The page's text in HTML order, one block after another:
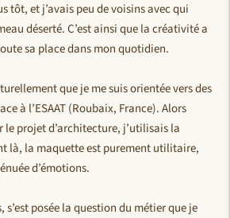
tôt, et j’avais peu de voisins avec qui
déserté. C’est ainsi que la créativité a
sa place dans mon quotidien.
que je me suis orientée vers des
à l’ESAAT (Roubaix, France). Alors
projet d’architecture, j’utilisais la
là, la maquette est purement utilitaire,
d’émotions.
s’est posée la question du métier que je